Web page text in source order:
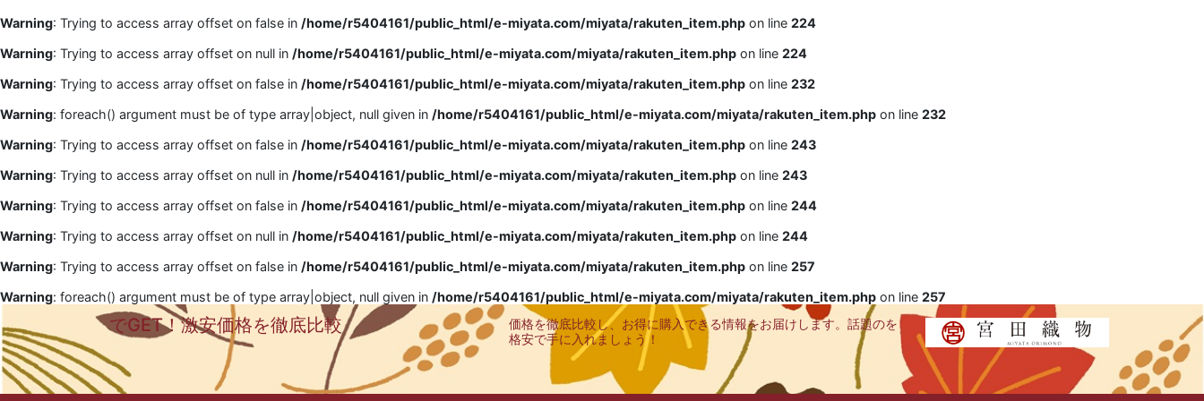
Warning: Trying to access array offset on false in /home/r5404161/public_html/e-miyata.com/miyata/rakuten_item.php on line 224
Warning: Trying to access array offset on null in /home/r5404161/public_html/e-miyata.com/miyata/rakuten_item.php on line 224
Warning: Trying to access array offset on false in /home/r5404161/public_html/e-miyata.com/miyata/rakuten_item.php on line 232
Warning: foreach() argument must be of type array|object, null given in /home/r5404161/public_html/e-miyata.com/miyata/rakuten_item.php on line 232
Warning: Trying to access array offset on false in /home/r5404161/public_html/e-miyata.com/miyata/rakuten_item.php on line 243
Warning: Trying to access array offset on null in /home/r5404161/public_html/e-miyata.com/miyata/rakuten_item.php on line 243
Warning: Trying to access array offset on false in /home/r5404161/public_html/e-miyata.com/miyata/rakuten_item.php on line 244
Warning: Trying to access array offset on null in /home/r5404161/public_html/e-miyata.com/miyata/rakuten_item.php on line 244
Warning: Trying to access array offset on false in /home/r5404161/public_html/e-miyata.com/miyata/rakuten_item.php on line 257
Warning: foreach() argument must be of type array|object, null given in /home/r5404161/public_html/e-miyata.com/miyata/rakuten_item.php on line 257
でGET！激安価格を徹底比較
価格を徹底比較し、お得に購入できる情報をお届けします。話題のを
格安で手に入れましょう！